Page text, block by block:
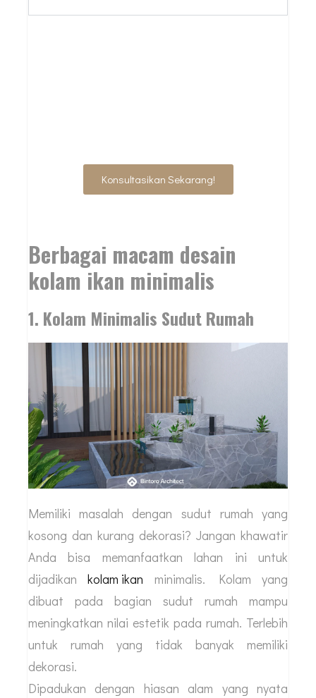
Konsultasikan Sekarang!
Berbagai macam desain
kolam ikan minimalis
1. Kolam Minimalis Sudut Rumah
Memiliki masalah dengan sudut rumah yang
kosong dan kurang dekorasi? Jangan khawatir
Anda bisa memanfaatkan lahan ini untuk
dijadikankolam ikan minimalis. Kolam yang
dibuat pada bagian sudut rumah mampu
meningkatkan nilai estetik pada rumah. Terlebih
untuk rumah yang tidak banyak memiliki
dekorasi.
Dipadukan dengan hiasan alam yang nyata